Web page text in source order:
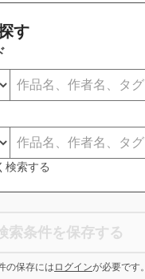
す
検索する
索条件を保存する
の保存には ログインが必要です。